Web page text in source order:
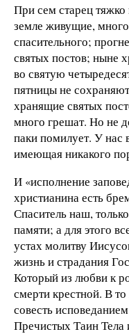
При сем старец
земле живущие,
спасительного;
святых постов; ныне
во святую
пятницы не
хранящие святых
много грешат. Но не
паки помилует. У нас
имеющая никакого
И «исполнение
христианина есть
Спаситель наш,
памяти; а для этого
устах молитву
жизнь и страдания
Который из любви к
смерти крестной. В
совесть
Пречистых Таин